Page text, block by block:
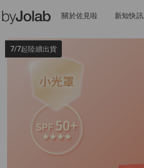
關於佐見啦 新知快訊
7/7起陸續出貨